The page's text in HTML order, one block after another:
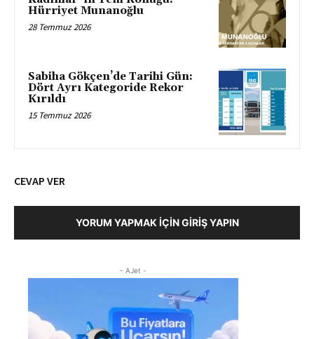
Hürriyet Munanoğlu
28 Temmuz 2026
Sabiha Gökçen’de Tarihi Gün:
Dört Ayrı Kategoride Rekor
Kırıldı
15 Temmuz 2026
CEVAP VER
YORUM YAPMAK İÇIN GIRIŞ YAPIN
- AJet -